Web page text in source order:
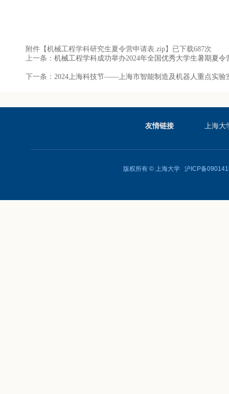
附件【机械工程学科研究生夏令营申请表.zip 】已下载687次
上一条： 机械工程学科成功举办2024年全国优秀大学生暑期夏令
下一条： 2024上海科技节——上海市智能制造及机器人重点实验
友情链接 上海大
版权所有 ©上海大学 沪ICP备